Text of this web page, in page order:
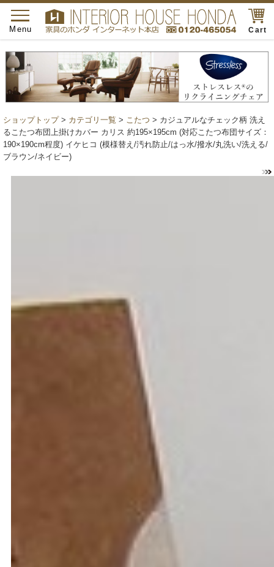
Cart
toggle
navigation
Menu
ショップトップ> カテゴリ一覧 > こたつ > カジュアルなチェック柄 洗え
るこたつ布団上掛けカバー カリス 約195×195cm (対応こたつ布団サイズ：
190×190cm程度) イケヒコ (模様替え/汚れ防止/はっ水/撥水/丸洗い/洗える/
ブラウン/ネイビー)